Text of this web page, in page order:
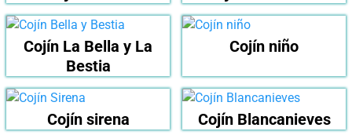
Cojín La Bella y La
Bestia
Cojín niño
Cojín sirena Cojín Blancanieves